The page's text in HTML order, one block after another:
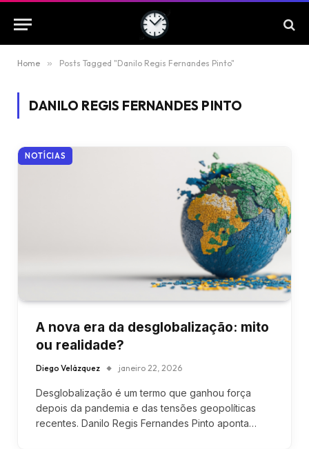
Home » Posts Tagged "Danilo Regis Fernandes Pinto"
DANILO REGIS FERNANDES PINTO
NOTÍCIAS
A nova era da desglobalização: mito
ou realidade?
Diego Velázquez janeiro 22, 2026
Desglobalização é um termo que ganhou força
depois da pandemia e das tensões geopolíticas
recentes. Danilo Regis Fernandes Pinto aponta…